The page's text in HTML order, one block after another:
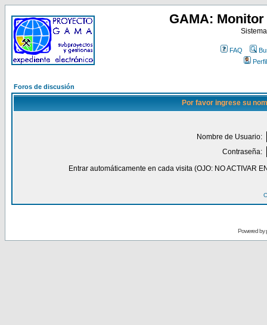
GAMA:
FAQ
Perfil
Foros de discusión
Por favor ingrese su
Nombre de Usuario:
Contraseña:
Entrar automáticamente en cada visita (OJO: NO ACTIVAR
Powered by